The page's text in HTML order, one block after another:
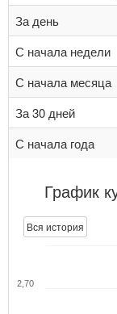
За день
С начала недели
С начала месяца
За 30 дней
С начала года
График
Вся история
2,70